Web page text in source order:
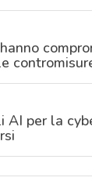
AI per la